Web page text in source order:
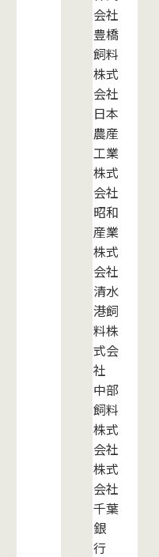
会社
豊橋
飼料
株式
会社
日本
農産
工業
株式
会社
昭和
産業
株式
会社
清水
港飼
料株
式会
社
中部
飼料
株式
会社
株式
会社
千葉
銀
行